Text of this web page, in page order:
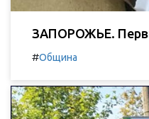
ЗАПОРОЖЬЕ.
#Община